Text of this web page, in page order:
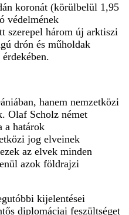
koronát (körülbelül 1,95
védelmének
szerepel három új arktiszi
drón és műholdak
hanem nemzetközi
Olaf Scholz német
a határok
jog elveinek
az elvek minden
azok földrajzi
kijelentései
diplomáciai feszültséget